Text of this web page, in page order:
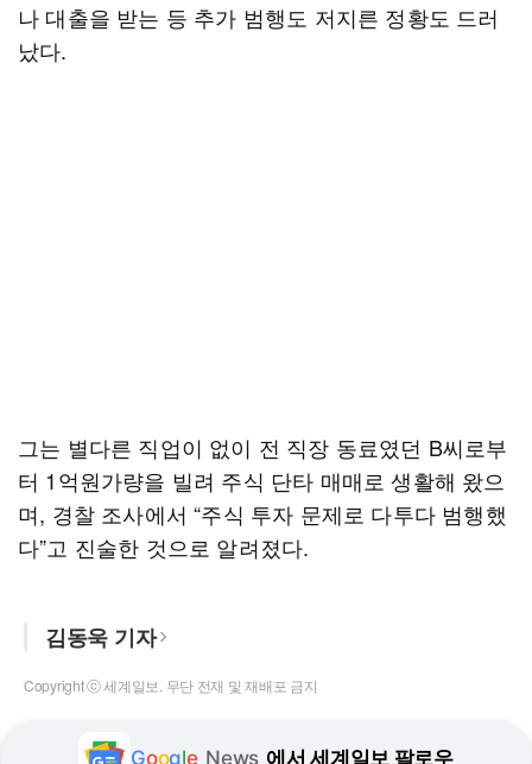
나 대출을 받는 등 추가 범행도 저지른 정황도 드러
났다.
그는 별다른 직업이 없이 전 직장 동료였던 B씨로부
터 1억원가량을 빌려 주식 단타 매매로 생활해 왔으
며, 경찰 조사에서 “주식 투자 문제로 다투다 범행했
다”고 진술한 것으로 알려졌다.
김동욱 기자
Copyright ⓒ 세계일보. 무단 전재 및 재배포 금지
Google News 에서 세계일보 팔로우